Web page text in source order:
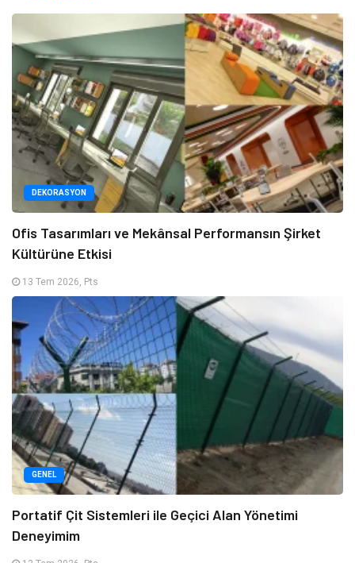
DEKORASYON
Ofis Tasarımları ve Mekânsal Performansın Şirket
Kültürüne Etkisi
13 Tem 2026, Pts
GENEL
Portatif Çit Sistemleri ile Geçici Alan Yönetimi
Deneyimim